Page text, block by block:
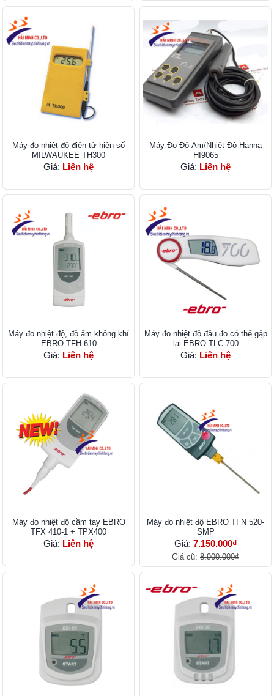
Máy đo nhiệt độ điện tử hiện số
MILWAUKEE TH300
Giá: Liên hệ
Máy Đo Độ Ẩm/Nhiệt Độ Hanna
HI9065
Giá: Liên hệ
Máy đo nhiệt độ, độ ẩm không khí
EBRO TFH 610
Giá: Liên hệ
Máy đo nhiệt độ đầu đo có thể gập
lại EBRO TLC 700
Giá: Liên hệ
Máy đo nhiệt độ cầm tay EBRO
TFX 410-1 + TPX400
Giá: Liên hệ
Máy đo nhiệt độ EBRO TFN 520-
SMP
Giá: 7.150.000₫
Giá cũ: 8.900.000₫